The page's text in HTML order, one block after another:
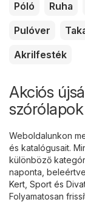
Póló Ruha
Pulóver
Akrilfesték
Akciós
Weboldalunkon
és katalógusait.
különböző
naponta,
Kert Sport és
Folyamatosan